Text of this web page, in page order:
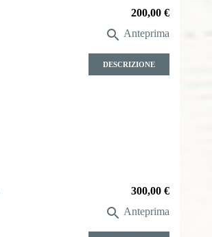
Prezzo
200,00 €
 Anteprima
DESCRIZIONE
Prezzo
300,00 €
 Anteprima